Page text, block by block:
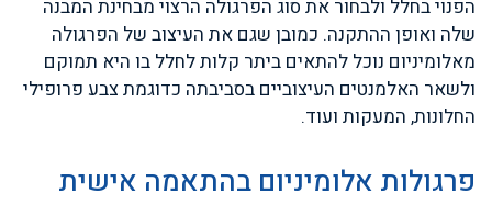
הפנוי בחלל ולבחור את סוג הפרגולה הרצוי מבחינת המבנה
שלה ואופן ההתקנה. כמובן שגם את העיצוב של הפרגולה
מאלומיניום נוכל להתאים ביתר קלות לחלל בו היא תמוקם
ולשאר האלמנטים העיצוביים בסביבתה כדוגמת צבע פרופילי
החלונות, המעקות ועוד.
פרגולות אלומיניום בהתאמה אישית